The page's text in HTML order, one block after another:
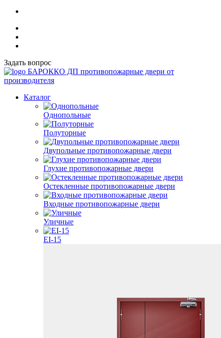
Задать вопрос
БАРОККО ДП противопожарные двери от
производителя
Каталог
Однопольные
Полуторные
Двупольные противопожарные двери
Глухие противопожарные двери
Остекленные противопожарные двери
Входные противопожарные двери
Уличные
EI-15